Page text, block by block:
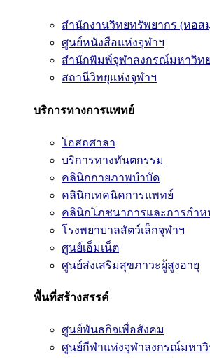
สำนักงานวิทยทรัพยากร (หอส
ศูนย์หนังสือแห่งจุฬาฯ
สำนักพิมพ์จุฬาลงกรณ์มหาวิท
สถานีวิทยุแห่งจุฬาฯ
บริการทางการแพทย์
โอสถศาลา
บริการทางทันตกรรม
คลินิกกายภาพบำบัด
คลินิกเทคนิคการแพทย์
คลินิกโภชนาการและการกำห
โรงพยาบาลสัตว์เล็กจุฬาฯ
ศูนย์เอ็มเน็ต
ศูนย์ส่งเสริมสุขภาวะผู้สูงอายุ
พื้นที่สร้างสรรค์
ศูนย์พันธกิจเพื่อสังคม
ศูนย์กีฬาแห่งจุฬาลงกรณ์มหาวิ